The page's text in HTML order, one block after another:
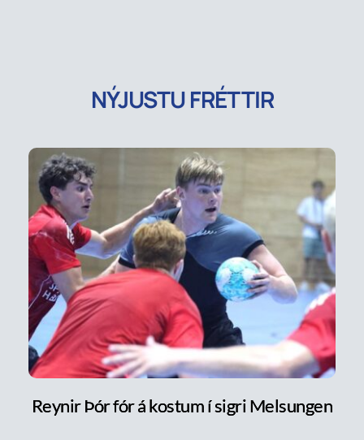
NÝJUSTU FRÉTTIR
Reynir Þór fór á kostum í sigri Melsungen